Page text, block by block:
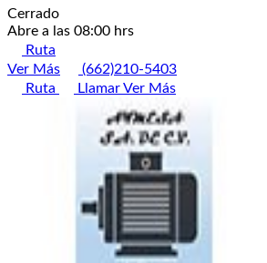
Cerrado
Abre a las 08:00 hrs
Ruta
Ver Más
(662)210-5403
Ruta
LlamarVer Más